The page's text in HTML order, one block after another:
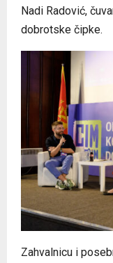
Nadi Radović,
dobrotske čipke.
Zahvalnicu i